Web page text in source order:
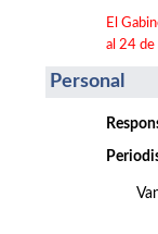
El
al 24 de
Personal